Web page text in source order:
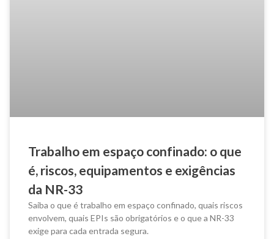
Trabalho em espaço confinado: o que
é, riscos, equipamentos e exigências
da NR-33
Saiba o que é trabalho em espaço confinado, quais riscos
envolvem, quais EPIs são obrigatórios e o que a NR-33
exige para cada entrada segura.